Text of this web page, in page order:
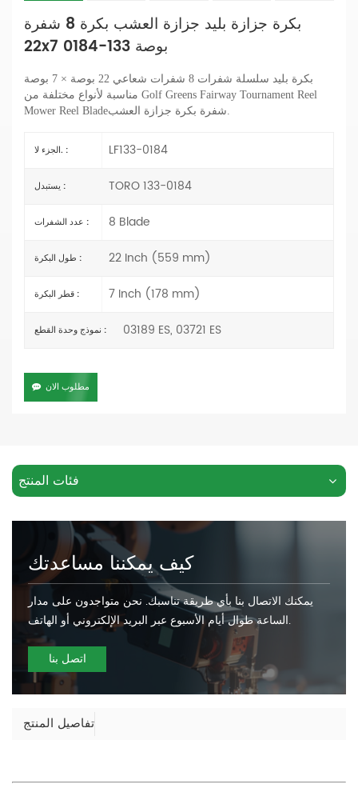
بكرة جزازة بليد جزازة العشب بكرة 8 شفرة
22x7 بوصة 133-0184
بكرة بليد سلسلة شفرات 8 شفرات شعاعي 22 بوصة × 7
بوصة
مناسبة لأنواع مختلفة من Golf Greens Fairway Tournament Reel
Mower Reel Blade
الجزء لا. : LF133-0184
يستبدل : TORO 133-0184
عدد الشفرات : 8 Blade
طول البكرة : 22 Inch (559 mm)
قطر البكرة : 7 Inch (178 mm)
نموذج وحدة القطع : 03189 ES, 03721 ES
مطلوب الان
فئات المنتج
كيف يمكننا مساعدتك
يمكنك الاتصال بنا بأي طريقة تناسبك. نحن متواجدون على مدار
الساعة طوال أيام الأسبوع عبر البريد الإلكتروني أو الهاتف.
اتصل بنا
تفاصيل المنتج